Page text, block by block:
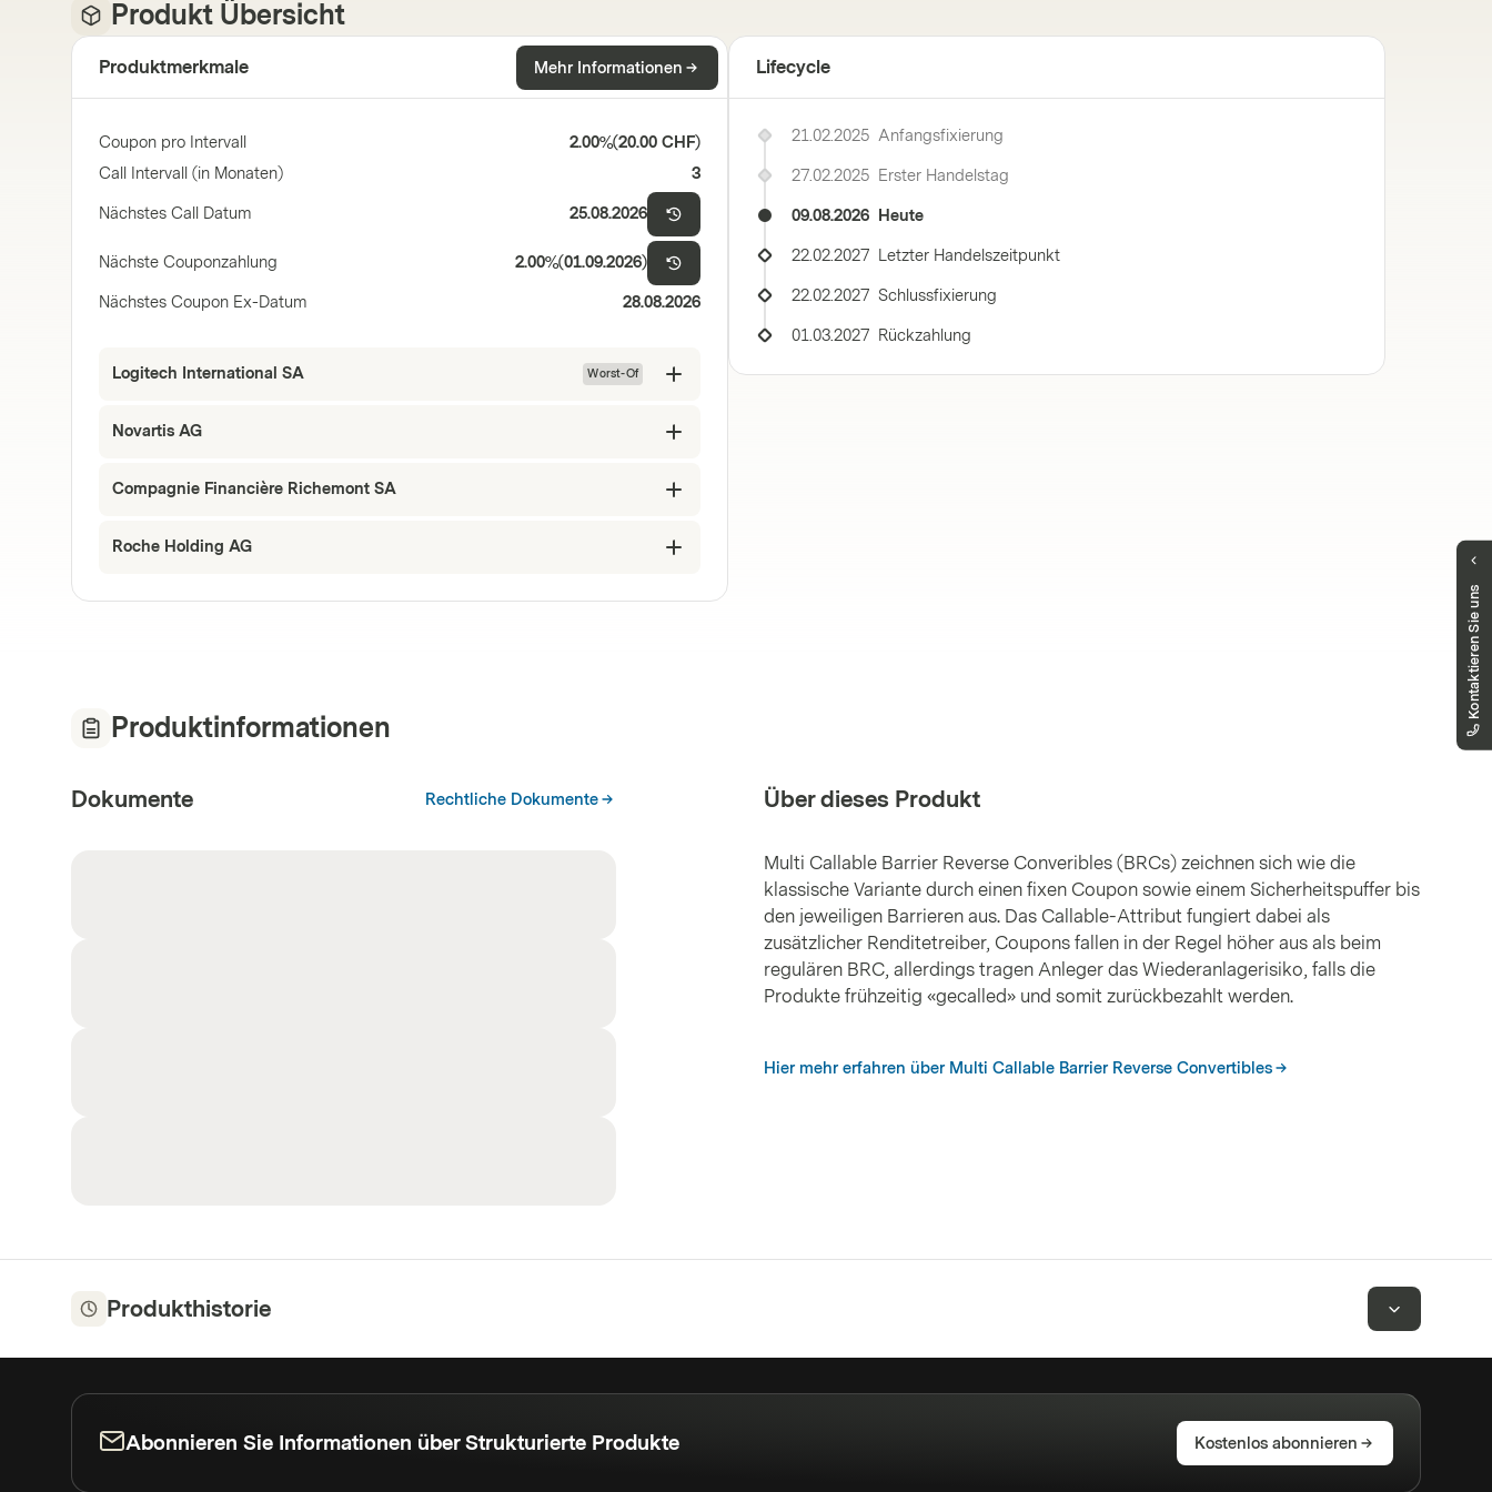
Produkt Übersicht
Produktmerkmale Mehr Informationen
Coupon pro Intervall 2.00%(20.00 CHF)
Call Intervall (in Monaten)
3
Nächstes Call Datum 25.08.2026
Nächste Couponzahlung 2.00%(01.09.2026)
Nächstes Coupon Ex-Datum 28.08.2026
Logitech International SA Worst-Of
Novartis AG
Compagnie Financière Richemont SA
Roche Holding AG
Lifecycle
21.02.2025 Anfangsfixierung
27.02.2025 Erster Handelstag
09.08.2026 Heute
22.02.2027 Letzter Handelszeitpunkt
22.02.2027 Schlussfixierung
01.03.2027 Rückzahlung
Produktinformationen
Dokumente Rechtliche Dokumente Über dieses Produkt
Multi Callable Barrier Reverse Converibles (BRCs) zeichnen sich wie die
klassische Variante durch einen fixen Coupon sowie einem Sicherheitspuffer bis
den jeweiligen Barrieren aus. Das Callable-Attribut fungiert dabei als
zusätzlicher Renditetreiber, Coupons fallen in der Regel höher aus als beim
regulären BRC, allerdings tragen Anleger das Wiederanlagerisiko, falls die
Produkte frühzeitig «gecalled» und somit zurückbezahlt werden.
Hier mehr erfahren über Multi Callable Barrier Reverse Convertibles
Produkthistorie
Kontaktieren Sie uns
Abonnieren Sie Informationen über Strukturierte Produkte Kostenlos abonnieren